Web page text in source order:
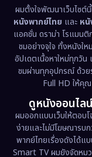
Disney+
Documentary
Drama ดราม่า
Dystopian
Emotional
Epic มหากาพย์
ผมตั้งใจพัฒนาเว็บไซต์
หนังพากย์ไทย และ หนั
แอคชั่น ดราม่า โรแมน
ชมอย่างจุใจ ทั้งหนังใ
อัปเดตเนื้อหาใหม่ทุกวั
ชมผ่านทุกอุปกรณ์ ด้วย
Full HD ให้คุ
ดูหนังออนไล
ผมออกแบบเว็บให้ตอบ
ง่ายและไม่มีโฆษณารบ
พากย์ไทยเรื่องดังได้แ
Smart TV ผมยังจัดหมว